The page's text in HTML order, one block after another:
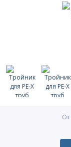
От